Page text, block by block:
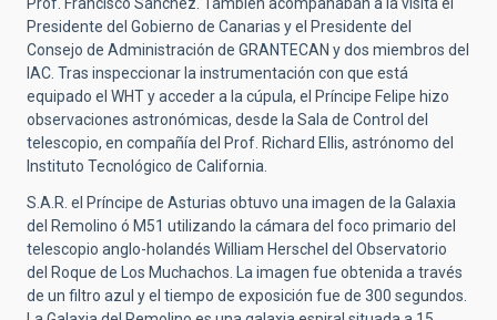
Presidente del Gobierno de Canarias y el Presidente del
Consejo de Administración de GRANTECAN y dos miembros del
IAC. Tras inspeccionar la instrumentación con que está
equipado el WHT y acceder a la cúpula, el Príncipe Felipe hizo
observaciones astronómicas, desde la Sala de Control del
telescopio, en compañía del Prof. Richard Ellis, astrónomo del
Instituto Tecnológico de California.
S.A.R. el Príncipe de Asturias obtuvo una imagen de la Galaxia
del Remolino ó M51 utilizando la cámara del foco primario del
telescopio anglo-holandés William Herschel del Observatorio
del Roque de Los Muchachos. La imagen fue obtenida a través
de un filtro azul y el tiempo de exposición fue de 300 segundos.